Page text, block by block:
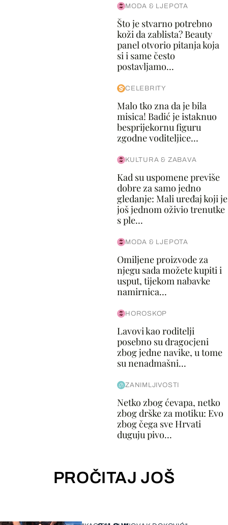
MODA & LJEPOTA
Što je stvarno potrebno
koži da zablista? Beauty
panel otvorio pitanja koja
si i same često
postavljamo...
CELEBRITY
Malo tko zna da je bila
misica! Badić je istaknuo
besprijekornu figuru
zgodne voditeljice...
KULTURA & ZABAVA
Kad su uspomene previše
dobre za samo jedno
gledanje: Mali uređaj koji je
još jednom oživio trenutke
s ple...
MODA & LJEPOTA
Omiljene proizvode za
njegu sada možete kupiti i
usput, tijekom nabavke
namirnica...
HOROSKOP
Lavovi kao roditelji
posebno su dragocjeni
zbog jedne navike, u tome
su nenadmašni...
ZANIMLJIVOSTI
Netko zbog ćevapa, netko
zbog drške za motiku: Evo
zbog čega sve Hrvati
duguju pivo...
PROČITAJ JOŠ